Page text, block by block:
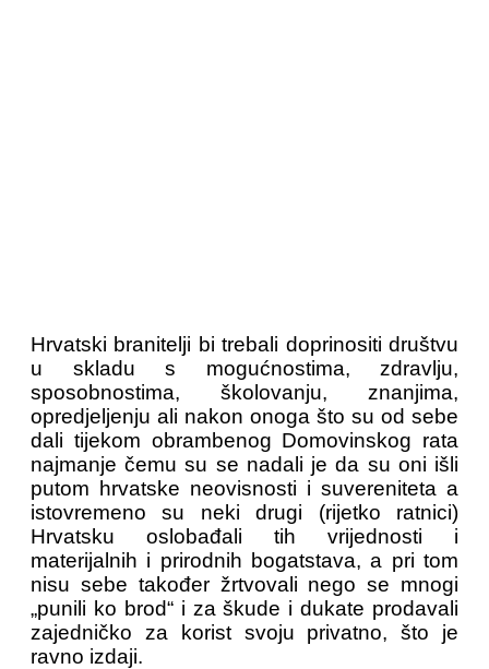
Hrvatski branitelji bi trebali doprinositi društvu
u skladu s mogućnostima, zdravlju,
sposobnostima, školovanju, znanjima,
opredjeljenju ali nakon onoga što su od sebe
dali tijekom obrambenog Domovinskog rata
najmanje čemu su se nadali je da su oni išli
putom hrvatske neovisnosti i suvereniteta a
istovremeno su neki drugi (rijetko ratnici)
Hrvatsku oslobađali tih vrijednosti i
materijalnih i prirodnih bogatstava, a pri tom
nisu sebe također žrtvovali nego se mnogi
„punili ko brod“ i za škude i dukate prodavali
zajedničko za korist svoju privatno, što je
ravno izdaji.